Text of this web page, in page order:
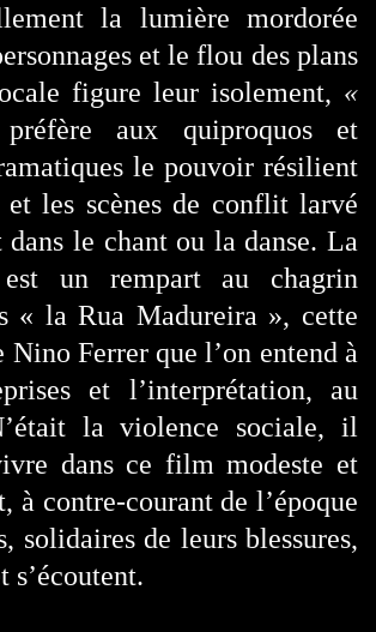
la lumière mordorée
et le flou des plans
figure leur isolement, «
préfère aux quiproquos et
le pouvoir résilient
les scènes de conflit larvé
le chant ou la danse. La
un rempart au chagrin
« la Rua Madureira », cette
Nino Ferrer que l’on entend à
et l’interprétation, au
la violence sociale, il
dans ce film modeste et
à contre-courant de l’époque
solidaires de leurs blessures,
s’écoutent.